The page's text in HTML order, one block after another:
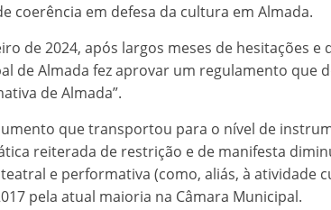
coerência em defesa da cultura em Almada.
de 2024, após largos meses de hesitações e
de Almada fez aprovar um regulamento que
de Almada”.
que transportou para o nível de
reiterada de restrição e de manifesta
e performativa (como, aliás, à atividade
pela atual maioria na Câmara Municipal.